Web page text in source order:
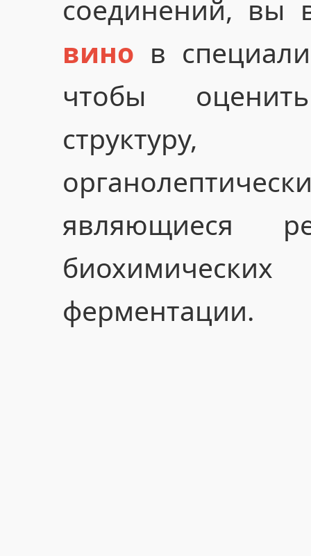
соединений, вы
вино в
чтобы
являющиеся
ферментации.